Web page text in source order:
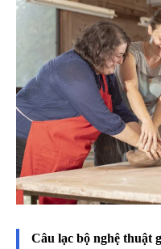
Câu lạc bộ nghệ thuật